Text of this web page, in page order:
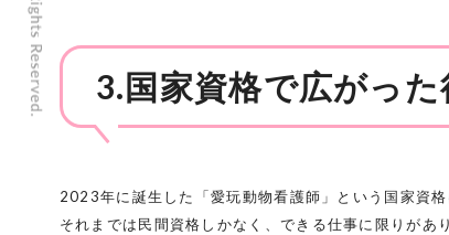
3.国家資格で広がった
2023年に誕生した「愛玩動物看護師」という国家資
それまでは民間資格しかなく、できる仕事に限りが